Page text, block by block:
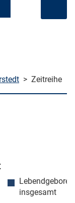
> Zeitreihe
insgesamt